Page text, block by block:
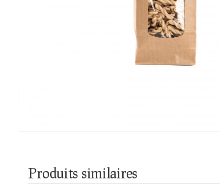
Produits similaires